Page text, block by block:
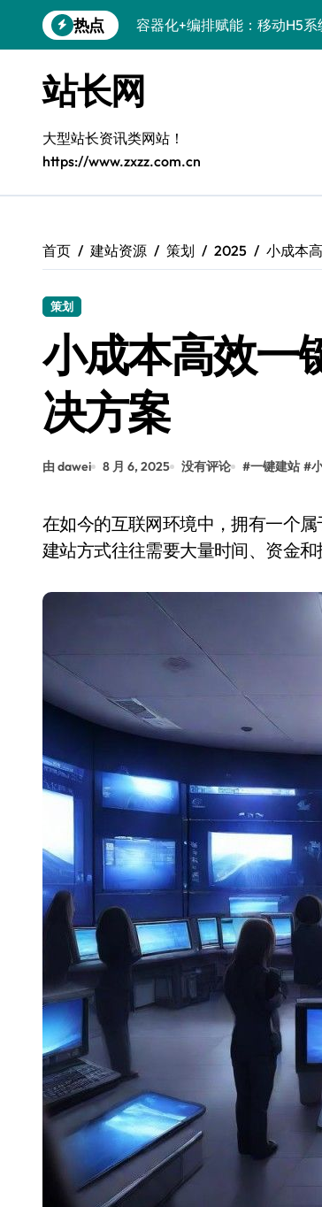
到
热点
科技赋能：系统优化+容器编
科技赋能：容器化新策引领
科技赋能：系统容器智能优
弹性架构赋能精准计算，重塑
鸿蒙云架构下弹性计算优化
站长网
大型站长资讯类网站！
https://www.zxzz.com.cn
首页 建站资源 策划 2025 小成本
策划
小成本高效一
决方案
由 dawei 8 月 6, 2025 没有评论 #一键建站 #
在如今的互联网环境中，拥有一个属于自己的网站已经成为许多企业和个人的刚需。然而，传统
建站方式往往需要大量时间、资金